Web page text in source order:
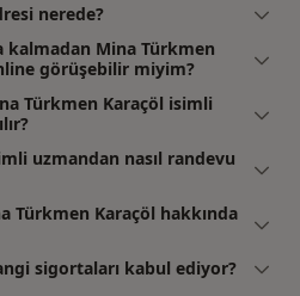
nerede?
Mina Türkmen
görüşebilir miyim?
Türkmen Karaçöl isimli
uzmandan nasıl randevu
Türkmen Karaçöl hakkında
sigortaları kabul ediyor?